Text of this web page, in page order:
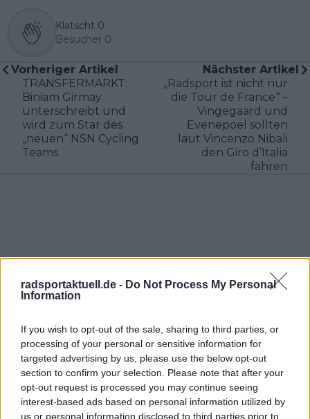
radsportaktuell.de - Do Not Process My Personal
Information
If you wish to opt-out of the sale, sharing to third parties, or
processing of your personal or sensitive information for
targeted advertising by us, please use the below opt-out
section to confirm your selection. Please note that after your
opt-out request is processed you may continue seeing
interest-based ads based on personal information utilized by
us or personal information disclosed to third parties prior to
Klatscht 0
Besucher 0
Vorheriger Artikel
TRANSFERMARKT:
Biniam Girmay
unterschreibt und
wird zum Star des
„neuen“ NSN Cycling
Teams
Nächster Artikel
„Radsport ist nicht nur
die Tour de France“ –
Vingegaard und
Evenepoel sollten
laut Vincenzo Nibali
den Giro d’Italia
fahren
Schreiben Sie einen Kommentar